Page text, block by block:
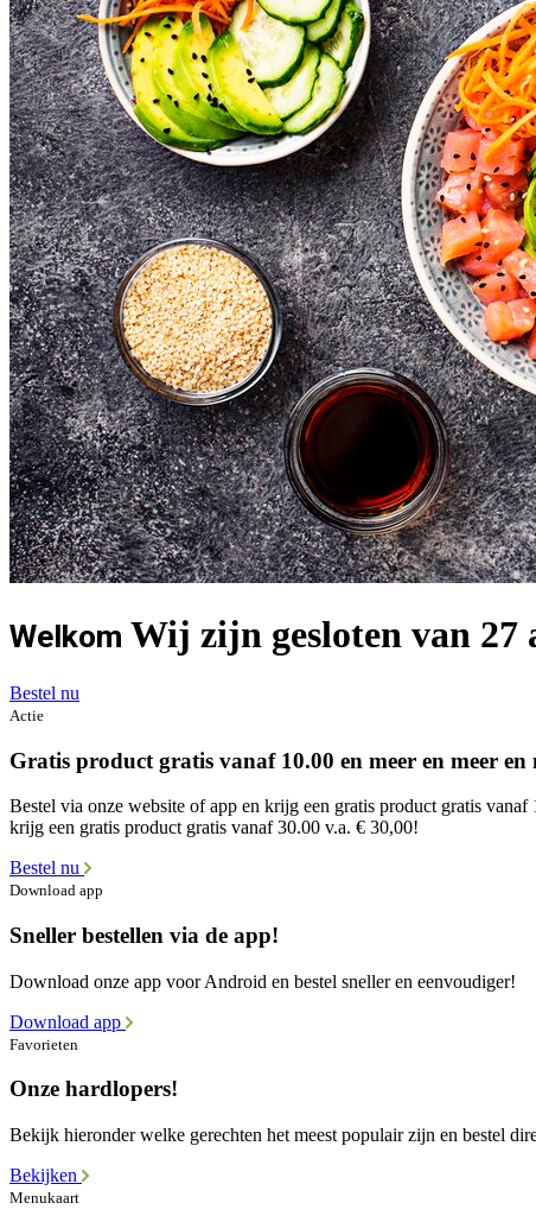
Welkom Wij zijn gesloten van 27
Bestel nu
Actie
Gratis product gratis vanaf 10.00 en meer en meer en
Bestel via onze website of app en krijg een gratis product gratis
krijg een gratis product gratis vanaf 30.00 v.a. € 30,00!
Bestel nu
Download app
Sneller bestellen via de app!
Download onze app voor Android en bestel sneller en eenvoudiger!
Download app
Favorieten
Onze hardlopers!
Bekijk hieronder welke gerechten het meest populair zijn en bestel
Bekijken
Menukaart